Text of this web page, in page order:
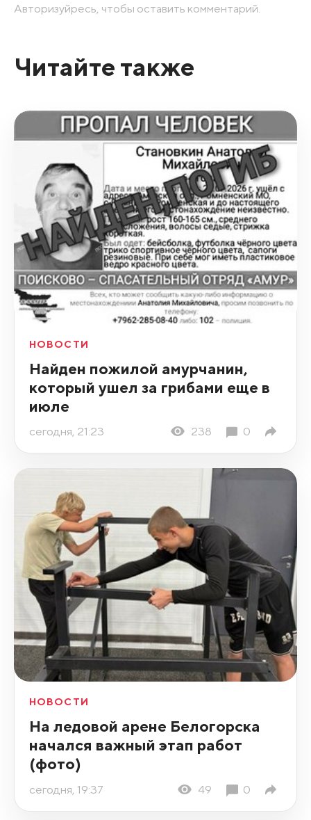
Авторизуйресь, чтобы оставить комментарий.
Читайте также
НОВОСТИ
Найден пожилой амурчанин,
который ушел за грибами еще в
июле
сегодня, 21:23 238 0
НОВОСТИ
На ледовой арене Белогорска
начался важный этап работ
(фото)
сегодня, 19:37 49 0